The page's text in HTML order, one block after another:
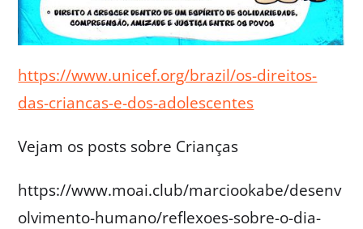
https://www.unicef.org/brazil/os-direitos-
das-criancas-e-dos-adolescentes
Vejam os posts sobre Crianças
https://www.moai.club/marciookabe/desenv
olvimento-humano/reflexoes-sobre-o-dia-